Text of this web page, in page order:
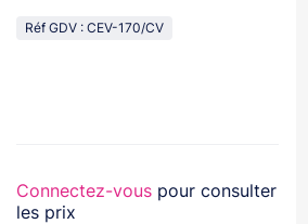
Réf GDV : CEV-170/CV
Connectez-vous pour consulter
les prix